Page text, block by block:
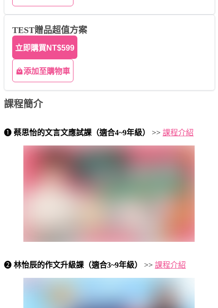
TEST贈品超值方案
立即購買 NT$599
添加至購物車
課程簡介
❶ 蔡思怡的文言文應試課（適合4~9年級） >> 課程介紹
❷ 林怡辰的作文升級課（適合3~9年級） >> 課程介紹